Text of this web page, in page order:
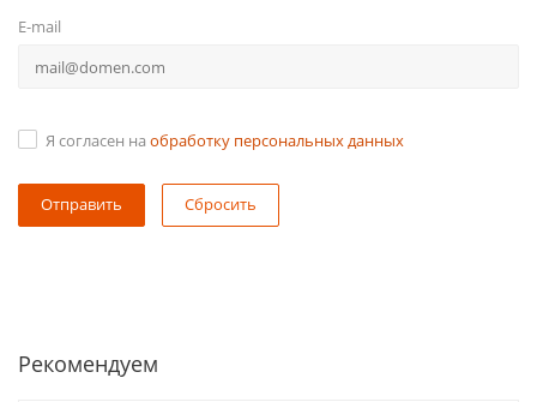
E-mail
Я согласен на обработку персональных данных
Сбросить
Рекомендуем